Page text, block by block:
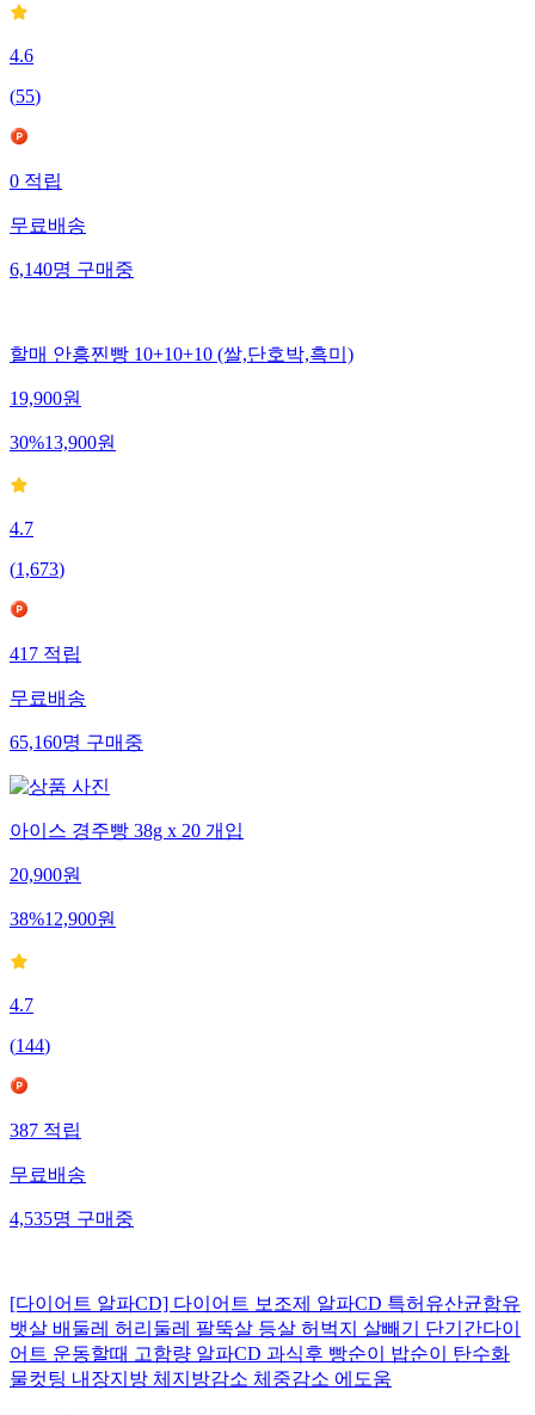
4.6
(55)
0적립
무료배송
6,140명구매중
할매 안흥찐빵 10+10+10 (쌀,단호박,흑미)
19,900원
30%13,900원
4.7
(1,673)
417적립
무료배송
65,160명구매중
아이스 경주빵 38g x 20 개입
20,900원
38%12,900원
4.7
(144)
387적립
무료배송
4,535명구매중
[다이어트 알파CD] 다이어트 보조제 알파CD 특허유산균함유
뱃살 배둘레 허리둘레 팔뚝살 등살 허벅지 살빼기 단기간다이
어트 운동할때 고함량 알파CD 과식후 빵순이 밥순이 탄수화
물컷팅 내장지방 체지방감소 체중감소 에도움